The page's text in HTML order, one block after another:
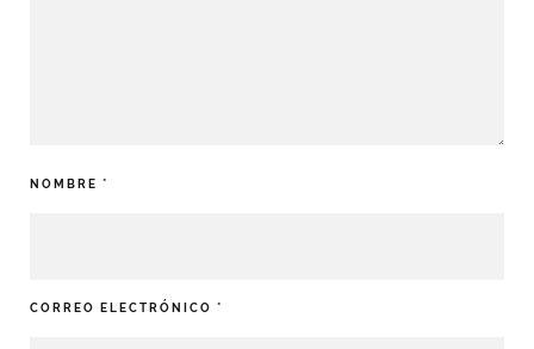
NOMBRE *
CORREO ELECTRÓNICO *